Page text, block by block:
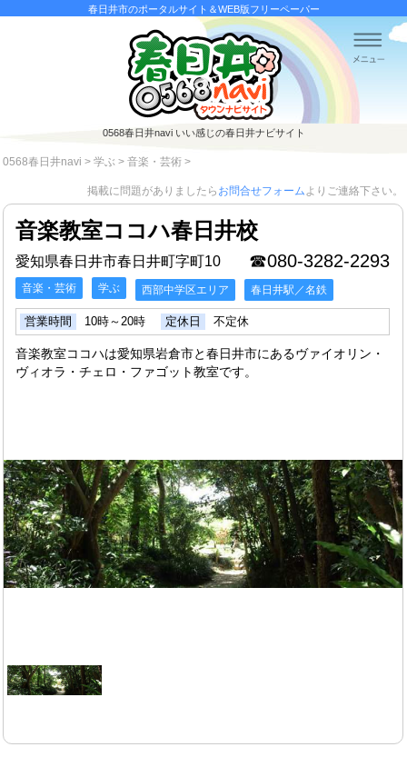
春日井市のポータルサイト＆WEB版フリーペーパー
0568春日井naviいい感じの春日井ナビサイト
0568春日井navi > 学ぶ > 音楽・芸術 >
掲載に問題がありましたら お問合せフォームよりご連絡下さい。
音楽教室ココハ春日井校
☎080-3282-2293
愛知県春日井市春日井町字町10
音楽・芸術 学ぶ 西部中学区エリア 春日井駅／名鉄
営業時間 10時～20時 定休日 不定休
音楽教室ココハは愛知県岩倉市と春日井市にあるヴァイオリン・
ヴィオラ・チェロ・ファゴット教室です。